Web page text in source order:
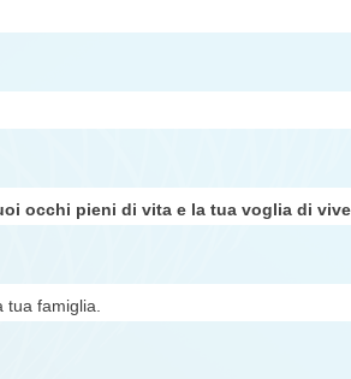
occhi pieni di vita e la tua voglia di
famiglia.